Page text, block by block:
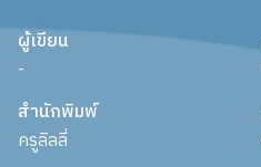
ผู้เขียน
-
สำนักพิมพ์
ครูลิลลี่